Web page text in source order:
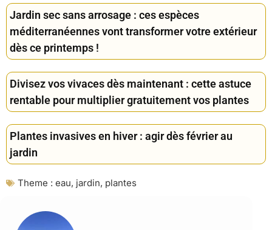
Jardin sec sans arrosage : ces espèces
méditerranéennes vont transformer votre extérieur
dès ce printemps !
Divisez vos vivaces dès maintenant : cette astuce
rentable pour multiplier gratuitement vos plantes
Plantes invasives en hiver : agir dès février au
jardin
Theme : eau, jardin, plantes